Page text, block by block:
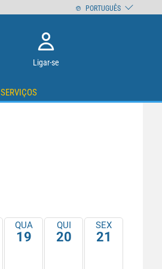
Ligar-se
SERVIÇOS
QUA
19
QUI
20
SEX
21
PORTUGUÊS